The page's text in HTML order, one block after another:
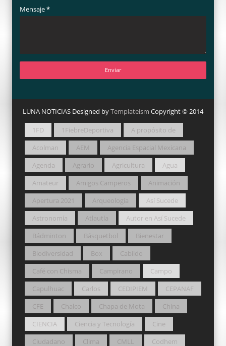
Mensaje*
LUNA NOTICIAS Designed byTemplateism Copyright © 2014
1FD 1FiebreDeportiva
A propósito de
Acolman
AEM
Agencia Espacial Mexicana
Agenda
Agrario Agricultura
Agua
Amateur
Amigos Camperos
Animación
Apertura 2021
Arqueología
Así Sucede
Astronomía
Atlautla
Autor en Así Sucede
Bádminton
Básquetbol
Bienestar
Biodiversidad
Box
Cabildo
Café con Chisma
Campirano
Campo
Capulhuac
Carlos CEDIPIEM
CEPANAF
CFE
Chalco Chapa de Mota
China
CIENCIA
Ciencia y Tecnología
Cine
Ciudadano
Clima CMLL
Codhem